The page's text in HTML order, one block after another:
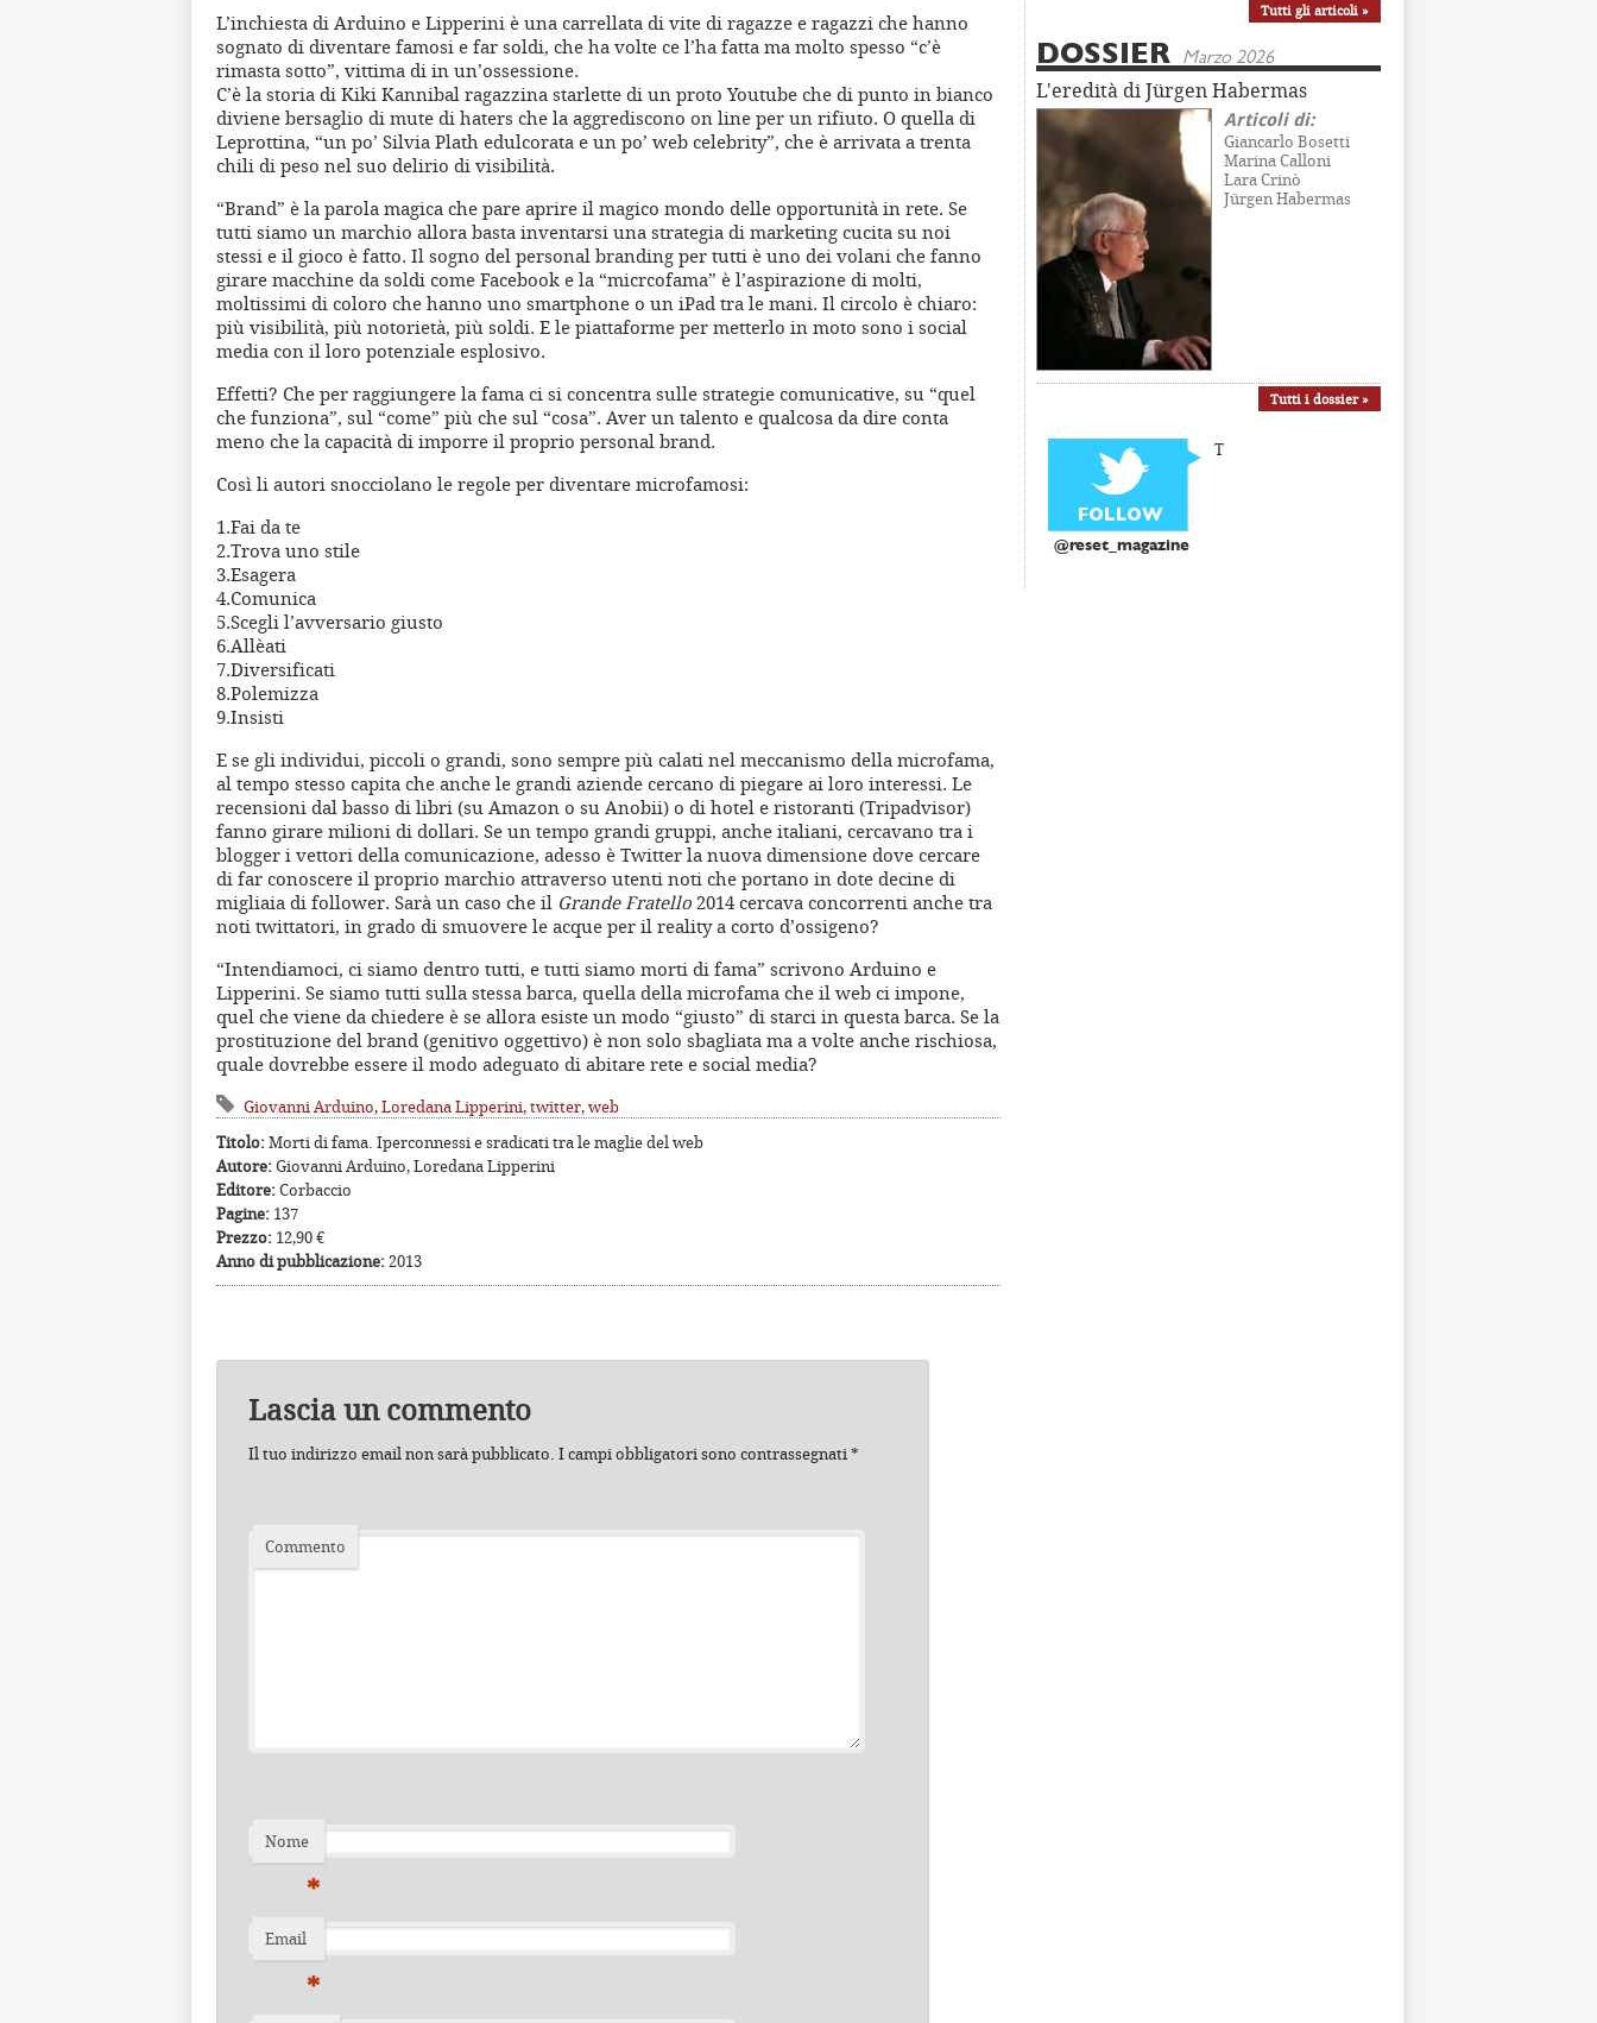
L’inchiesta di Arduino e Lipperini è una carrellata di vite di ragazze e ragazzi che hanno
sognato di diventare famosi e far soldi, che ha volte ce l’ha fatta ma molto spesso “c’è
rimasta sotto”, vittima di in un’ossessione.
C’è la storia di Kiki Kannibal ragazzina starlette di un proto Youtube che di punto in bianco
diviene bersaglio di mute di haters che la aggrediscono on line per un rifiuto. O quella di
Leprottina, “un po’ Silvia Plath edulcorata e un po’ web celebrity”, che è arrivata a trenta
chili di peso nel suo delirio di visibilità.
“Brand” è la parola magica che pare aprire il magico mondo delle opportunità in rete. Se
tutti siamo un marchio allora basta inventarsi una strategia di marketing cucita su noi
stessi e il gioco è fatto. Il sogno del personal branding per tutti è uno dei volani che fanno
girare macchine da soldi come Facebook e la “micrcofama” è l’aspirazione di molti,
moltissimi di coloro che hanno uno smartphone o un iPad tra le mani. Il circolo è chiaro:
più visibilità, più notorietà, più soldi. E le piattaforme per metterlo in moto sono i social
media con il loro potenziale esplosivo.
Effetti? Che per raggiungere la fama ci si concentra sulle strategie comunicative, su “quel
che funziona”, sul “come” più che sul “cosa”. Aver un talento e qualcosa da dire conta
meno che la capacità di imporre il proprio personal brand.
Così li autori snocciolano le regole per diventare microfamosi:
1.Fai da te
2.Trova uno stile
3.Esagera
4.Comunica
5.Scegli l’avversario giusto
6.Allèati
7.Diversificati
8.Polemizza
9.Insisti
E se gli individui, piccoli o grandi, sono sempre più calati nel meccanismo della microfama,
al tempo stesso capita che anche le grandi aziende cercano di piegare ai loro interessi. Le
recensioni dal basso di libri (su Amazon o su Anobii) o di hotel e ristoranti (Tripadvisor)
fanno girare milioni di dollari. Se un tempo grandi gruppi, anche italiani, cercavano tra i
blogger i vettori della comunicazione, adesso è Twitter la nuova dimensione dove cercare
di far conoscere il proprio marchio attraverso utenti noti che portano in dote decine di
migliaia di follower. Sarà un caso che il Grande Fratello 2014 cercava concorrenti anche tra
noti twittatori, in grado di smuovere le acque per il reality a corto d’ossigeno?
“Intendiamoci, ci siamo dentro tutti, e tutti siamo morti di fama” scrivono Arduino e
Lipperini. Se siamo tutti sulla stessa barca, quella della microfama che il web ci impone,
quel che viene da chiedere è se allora esiste un modo “giusto” di starci in questa barca. Se la
prostituzione del brand (genitivo oggettivo) è non solo sbagliata ma a volte anche rischiosa,
quale dovrebbe essere il modo adeguato di abitare rete e social media?
Giovanni Arduino,Loredana Lipperini,twitter,web
Titolo: Morti di fama. Iperconnessi e sradicati tra le maglie del web
Autore: Giovanni Arduino, Loredana Lipperini
Editore: Corbaccio
Pagine: 137
Prezzo: 12,90 €
Anno di pubblicazione: 2013
Lascia un commento
Il tuo indirizzo email non sarà pubblicato. I campi obbligatori sono contrassegnati*
Commento
Nome
*
Email
*
Tutti gli articoli »
DOSSIER Marzo 2026
L'eredità di Jürgen Habermas
Articoli di:
Giancarlo Bosetti
Marina Calloni
Lara Crinò
Jürgen Habermas
Tutti i dossier »
@reset_magazine
T